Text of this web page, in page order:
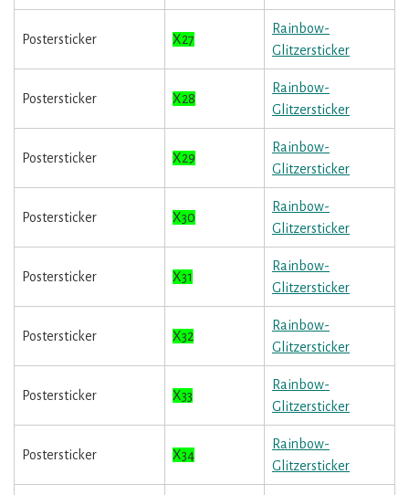
Postersticker X27
Rainbow-
Glitzersticker
Postersticker X28
Rainbow-
Glitzersticker
Postersticker X29
Rainbow-
Glitzersticker
Postersticker X30
Rainbow-
Glitzersticker
Postersticker X31
Rainbow-
Glitzersticker
Postersticker X32
Rainbow-
Glitzersticker
Postersticker X33
Rainbow-
Glitzersticker
Postersticker X34
Rainbow-
Glitzersticker